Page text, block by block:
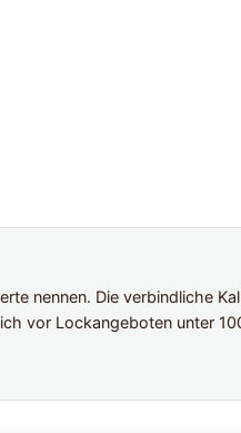
nennen. Die verbindliche
vor Lockangeboten unter